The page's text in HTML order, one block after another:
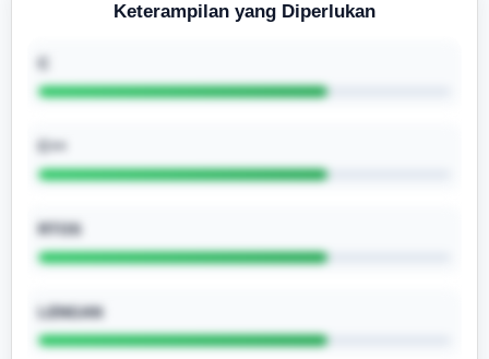
Keterampilan yang Diperlukan
RTOS
LENGAN